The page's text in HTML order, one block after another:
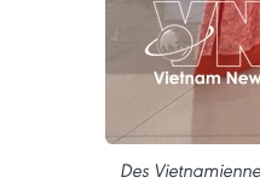
Des